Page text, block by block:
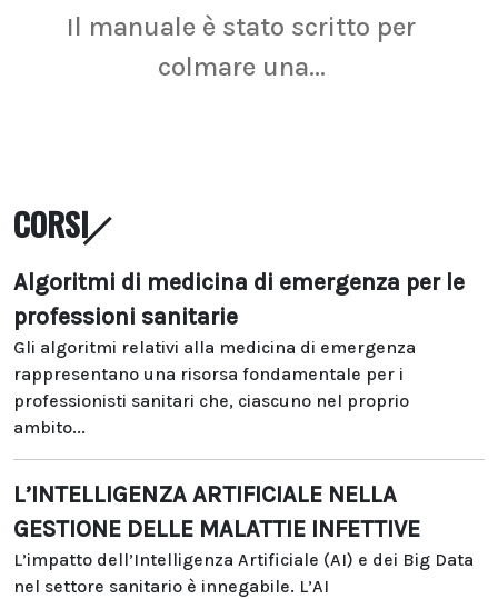
Il manuale è stato scritto per
colmare una...
CORSI
Algoritmi di medicina di emergenza per le
professioni sanitarie
Gli algoritmi relativi alla medicina di emergenza
rappresentano una risorsa fondamentale per i
professionisti sanitari che, ciascuno nel proprio
ambito...
L’INTELLIGENZA ARTIFICIALE NELLA
GESTIONE DELLE MALATTIE INFETTIVE
L’impatto dell’Intelligenza Artificiale (AI) e dei Big Data
nel settore sanitario è innegabile. L’AI